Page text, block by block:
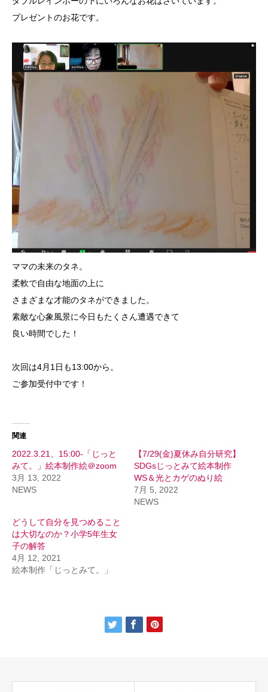
プレゼントのお花です。
ママの未来のタネ。
柔軟で自由な地面の上に
さまざまな才能のタネができました。
素敵な心象風景に今日もたくさん遭遇できて
良い時間でした！
次回は4月1日も13:00から。
ご参加受付中です！
関連
2022.3.21、15:00-「じっと
みて。」絵本制作絵＠zoom
3月 13, 2022
NEWS
【7/29(金)夏休み自分研究】
SDGsじっとみて絵本制作
WS＆光とカゲのぬり絵
7月 5, 2022
NEWS
どうして自分を見つめること
は大切なのか？小学5年生女
子の解答
4月 12, 2021
絵本制作「じっとみて。」